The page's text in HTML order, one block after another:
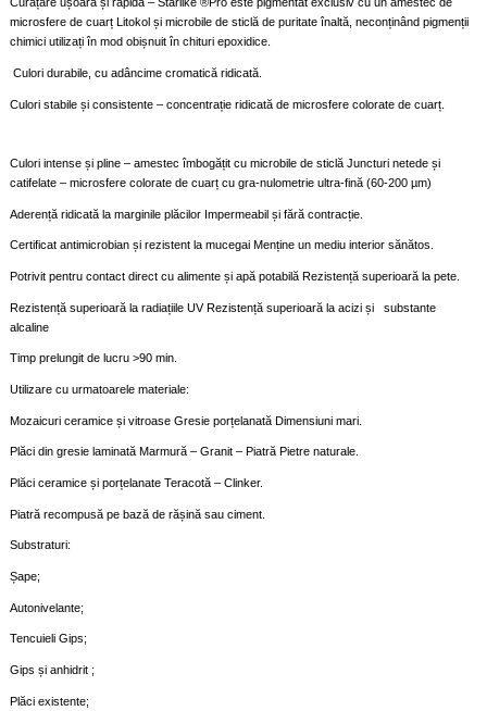
Curățare ușoară și rapidă – Starlike ®Pro este pigmentat exclusiv cu un amestec de
microsfere de cuarț Litokol și microbile de sticlă de puritate înaltă, neconținând pigmenții
chimici utilizați în mod obișnuit în chituri epoxidice.
Culori durabile, cu adâncime cromatică ridicată.
Culori stabile și consistente – concentrație ridicată de microsfere colorate de cuarț.
Culori intense și pline – amestec îmbogățit cu microbile de sticlă Juncturi netede și
catifelate – microsfere colorate de cuarț cu gra-nulometrie ultra-fină (60-200 µm)
Aderență ridicată la marginile plăcilor Impermeabil și fără contracție.
Certificat antimicrobian și rezistent la mucegai Menține un mediu interior sănătos.
Potrivit pentru contact direct cu alimente și apă potabilă Rezistență superioară la pete.
Rezistență superioară la radiațiile UV Rezistență superioară la acizi și substante
alcaline
Timp prelungit de lucru >90 min.
Utilizare cu urmatoarele materiale:
Mozaicuri ceramice și vitroase Gresie porțelanată Dimensiuni mari.
Plăci din gresie laminată Marmură – Granit – Piatră Pietre naturale.
Plăci ceramice și porțelanate Teracotă – Clinker.
Piatră recompusă pe bază de rășină sau ciment.
Substraturi:
Șape;
Autonivelante;
Tencuieli Gips;
Gips și anhidrit ;
Plăci existente;